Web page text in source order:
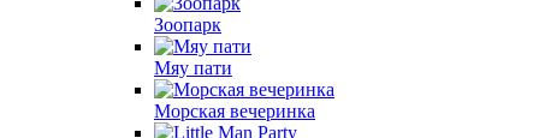
Зоопарк
Мяу пати
Морская вечеринка